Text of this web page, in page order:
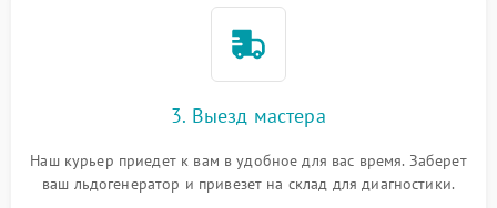
3. Выезд мастера
Наш курьер приедет к вам в удобное для вас время. Заберет
ваш льдогенератор и привезет на склад для диагностики.